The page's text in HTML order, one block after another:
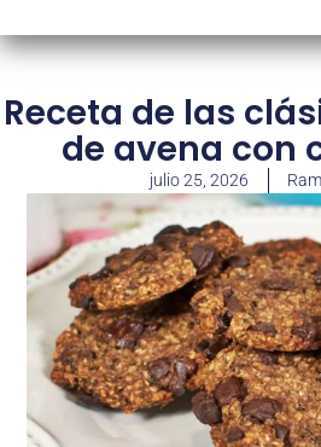
Receta de las
de avena con
julio 25, 2026